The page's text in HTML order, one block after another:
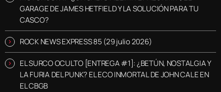
GARAGE DE JAMES HETFIELD Y LA SOLUCIÓN PARA TU
CASCO?
ROCK NEWS EXPRESS 85 (29 julio 2026)
EL SURCO OCULTO [ENTREGA #1]: ¿BETÚN, NOSTALGIA Y
LA FURIA DEL PUNK? EL ECO INMORTAL DE JOHN CALE EN
EL CBGB